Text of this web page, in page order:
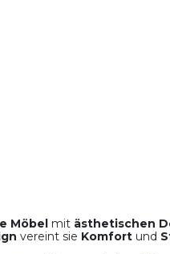
Möbel mit ästhetischen
vereint sie Komfort und